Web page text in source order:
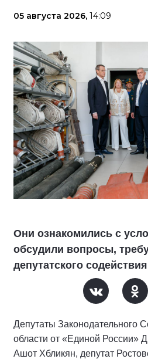
05 августа 2026, 14:09
Они ознакомились с
обсудили вопросы,
депутатского
Депутаты Законодательного
области от «Единой России»
Ашот Хбликян, депутат